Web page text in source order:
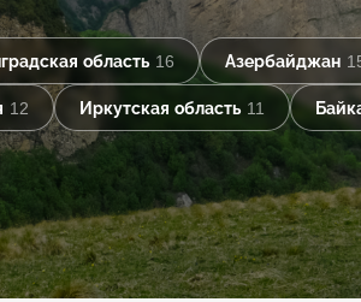
область 16 Азербайджан
12 Иркутская область 11